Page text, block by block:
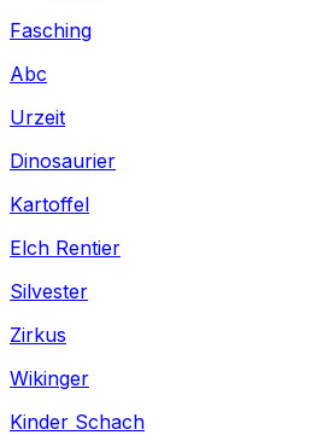
Fasching
Abc
Urzeit
Dinosaurier
Kartoffel
Elch Rentier
Silvester
Zirkus
Wikinger
Kinder Schach